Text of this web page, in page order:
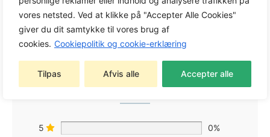
vores netsted. Ved at klikke på "Accepter Alle Cookies"
giver du dit samtykke til vores brug af
cookies. Cookiepolitik og cookie-erklæring
Tilpas Afvis alle Accepter alle
0,0
Baseret på 0 anmeldelser
5
0%